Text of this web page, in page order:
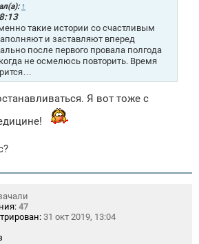
↑
такие истории со счастливым
и заставляют вперед
после первого провала полгода
не осмелюсь повторить. Время
Я вот тоже с
47
31 окт 2019, 13:04